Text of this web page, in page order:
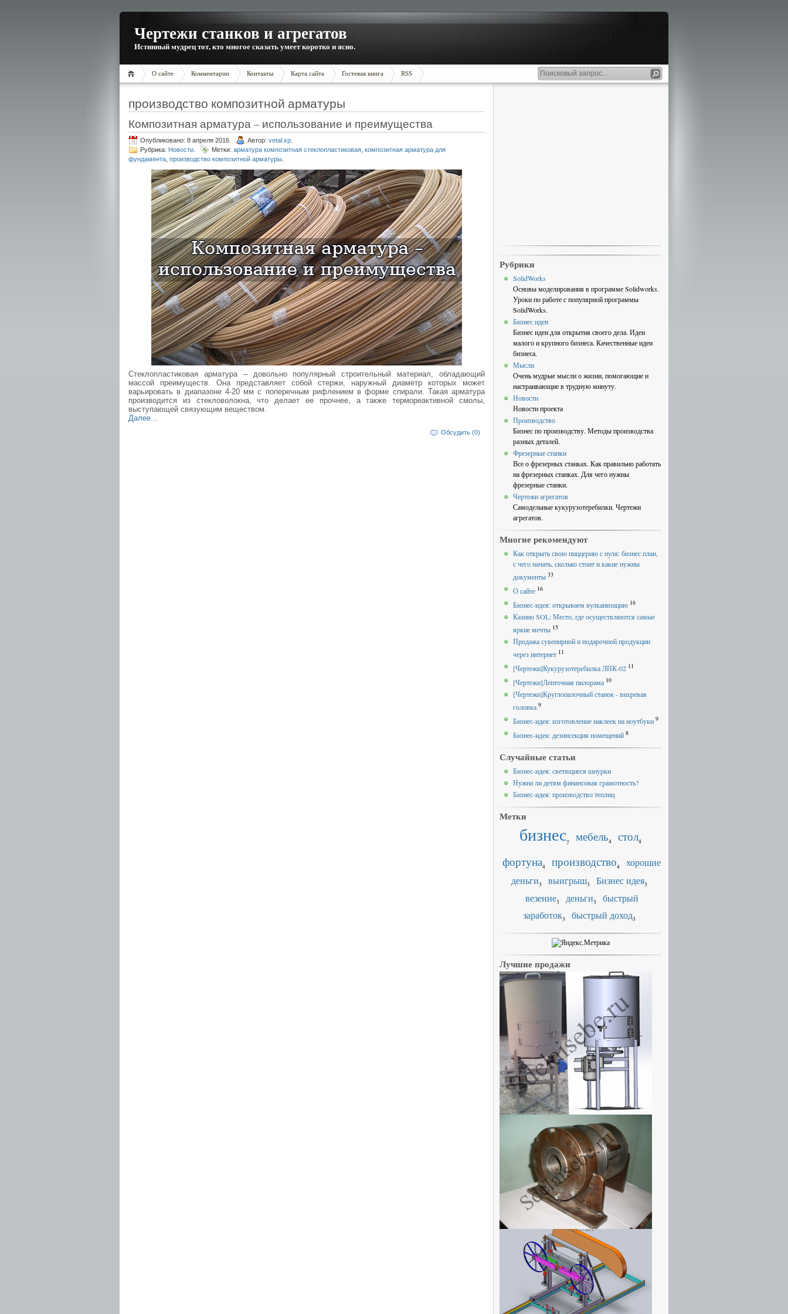
Чертежи станков и агрегатов
Истинный мудрец тот, кто многое сказать умеет коротко и ясно.
О сайте Комментарии Контакты Карта сайта Гостевая книга RSS
производство композитной арматуры
Композитная арматура – использование и преимущества
Опубликовано: 8 апреля 2016. Автор: vetal.xp
Рубрика: Новости Метки: арматура композитная стеклопластиковая композитная арматура для
фундамента производство композитной арматуры
Стеклопластиковая арматура – довольно популярный строительный материал, обладающий
массой преимуществ. Она представляет собой стержи, наружный диаметр которых может
варьировать в диапазоне 4-20 мм с поперечным рифлением в форме спирали. Такая арматура
производится из стекловолокна, что делает ее прочнее, а также термореактивной смолы,
выступающей связующим веществом.
Далее...
Обсудить (0)
Рубрики
SolidWorks
Основы моделирования в программе Solidworks.
Уроки по работе с популярной программы
SolidWorks.
Бизнес идеи
Бизнес идеи для открытия своего дела. Идеи
малого и крупного бизнеса. Качественные идеи
бизнеса.
Мысли
Очень мудрые мысли о жизни, помогающие и
настраивающие в трудную минуту.
Новости
Новости проекта
Производство
Бизнес по производству. Методы производства
разных деталей.
Фрезерные станки
Все о фрезерных станках. Как правильно работать
на фрезерных станках. Для чего нужны
фрезерные станки.
Чертежи агрегатов
Самодельные кукурузотеребилки. Чертежи
агрегатов.
Многие рекомендуют
Как открыть свою пиццерию с нуля: бизнес план,
с чего начать, сколько стоит и какие нужны
документы 33
О сайте 16
Бизнес-идея: открываем вулканизацию 16
Казино SOL: Место, где осуществляются самые
яркие мечты 15
Продажа сувенирной и подарочной продукции
через интернет 11
[Чертежи]Кукурузотеребилка ЛПК-02 11
[Чертежи]Ленточная пилорама 10
[Чертежи]Круглопалочный станок - вихревая
головка 9
Бизнес-идея: изготовление наклеек на ноутбуки 9
Бизнес-идея: дезинсекция помещений 8
Случайные статьи
Бизнес-идея: светящиеся шнурки
Нужна ли детям финансовая грамотность?
Бизнес-идея: производство теплиц
Метки
бизнес7 мебель4 стол4
фортуна4 производство4
хорошие
деньги3 выигрыш3 Бизнес идея3
везение3 деньги3
быстрый
заработок3 быстрый доход3
Лучшие продажи